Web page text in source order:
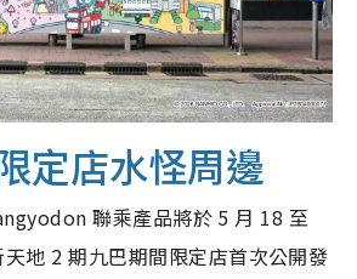
定店水怪周邊
聯乘產品將於 5 月 18 至
地 2 期九巴期間限定店首次公開發